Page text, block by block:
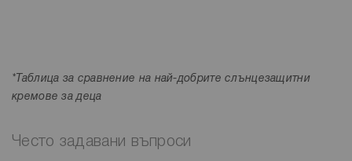
*Таблица за сравнение на най-добрите слънцезащитни
кремове за деца
Често задавани въпроси